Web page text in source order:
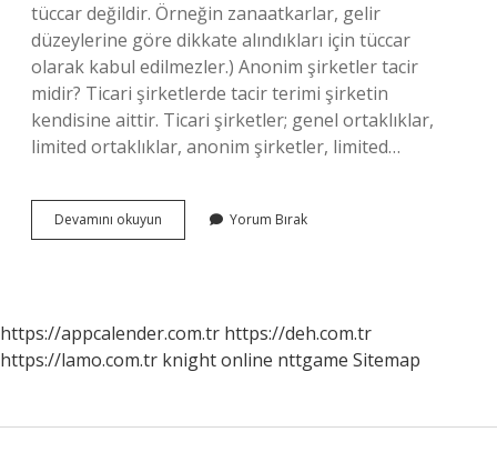
tüccar değildir. Örneğin zanaatkarlar, gelir
düzeylerine göre dikkate alındıkları için tüccar
olarak kabul edilmezler.) Anonim şirketler tacir
midir? Ticari şirketlerde tacir terimi şirketin
kendisine aittir. Ticari şirketler; genel ortaklıklar,
limited ortaklıklar, anonim şirketler, limited…
Devamını okuyun
Şirketler
Yorum Bırak
https://appcalender.com.tr https://deh.com.tr
https://lamo.com.tr knight online nttgame Sitemap